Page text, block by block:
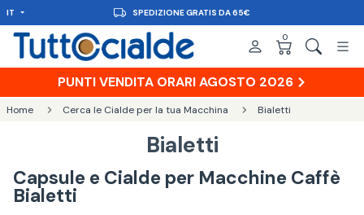
IT SPEDIZIONE GRATIS DA 65€
0
PUNTI VENDITA ORARI AGOSTO 2026
Home Cerca le Cialde per la tua Macchina Bialetti
Bialetti
Capsule e Cialde per Macchine Caffè
Bialetti